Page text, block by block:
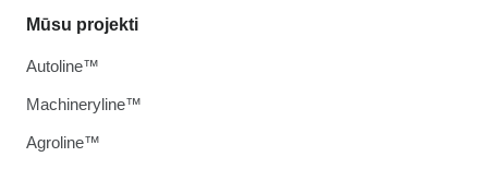
Mūsu projekti
Autoline™
Machineryline™
Agroline™